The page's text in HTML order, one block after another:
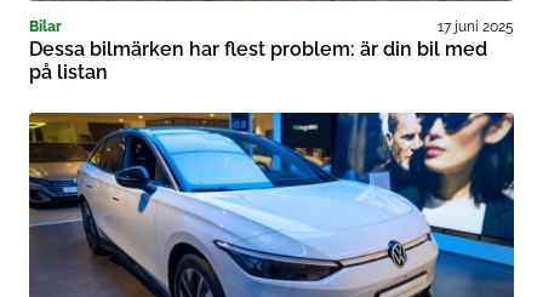
Bilar 17 juni 2025
Dessa bilmärken har flest problem: är din bil med
på listan